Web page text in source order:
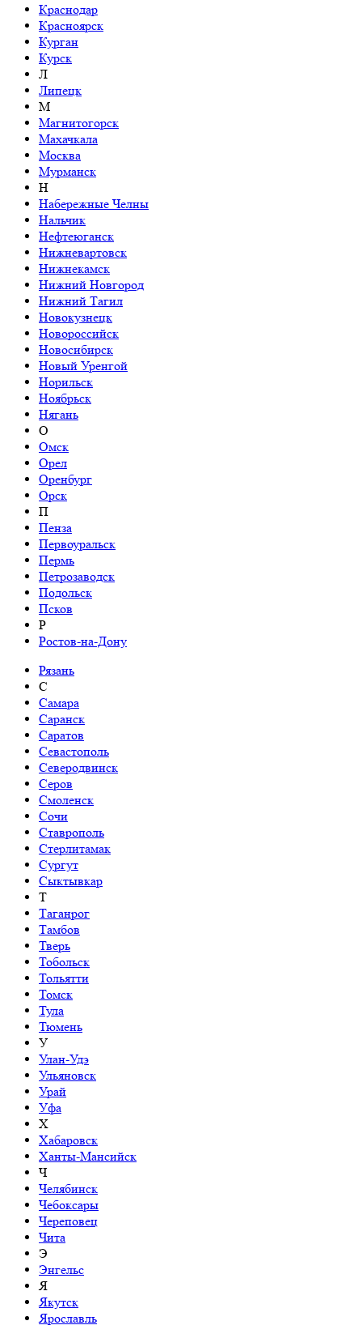
Краснодар
Красноярск
Курган
Курск
Л
Липецк
М
Магнитогорск
Махачкала
Москва
Мурманск
Н
Набережные Челны
Нальчик
Нефтеюганск
Нижневартовск
Нижнекамск
Нижний Новгород
Нижний Тагил
Новокузнецк
Новороссийск
Новосибирск
Новый Уренгой
Норильск
Ноябрьск
Нягань
О
Омск
Орел
Оренбург
Орск
П
Пенза
Первоуральск
Пермь
Петрозаводск
Подольск
Псков
Р
Ростов-на-Дону
Рязань
С
Самара
Саранск
Саратов
Севастополь
Северодвинск
Серов
Смоленск
Сочи
Ставрополь
Стерлитамак
Сургут
Сыктывкар
Т
Таганрог
Тамбов
Тверь
Тобольск
Тольятти
Томск
Тула
Тюмень
У
Улан-Удэ
Ульяновск
Урай
Уфа
Х
Хабаровск
Ханты-Мансийск
Ч
Челябинск
Чебоксары
Череповец
Чита
Э
Энгельс
Я
Якутск
Ярославль